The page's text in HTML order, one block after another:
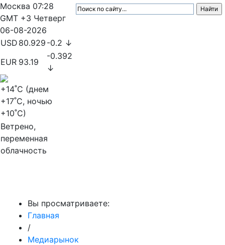
Москва 07:28
GMT +3 Четверг
06-08-2026
USD 80.929 -0.2 ↓
EUR 93.19
-0.392
↓
+14˚C (днем
+17˚C, ночью
+10˚C)
Ветрено,
переменная
облачность
Вы просматриваете:
Главная
/
Медиарынок